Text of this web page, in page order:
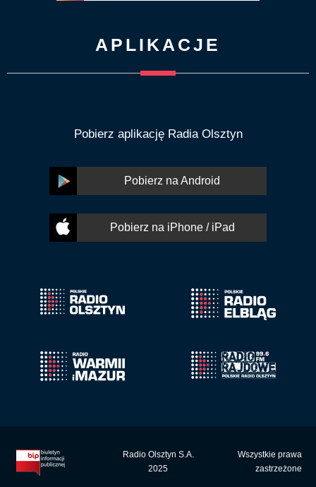
APLIKACJE
Pobierz aplikację Radia Olsztyn
Pobierz na Android
Pobierz na iPhone / iPad
Radio Olsztyn S.A.
2025
Wszystkie prawa
zastrzeżone